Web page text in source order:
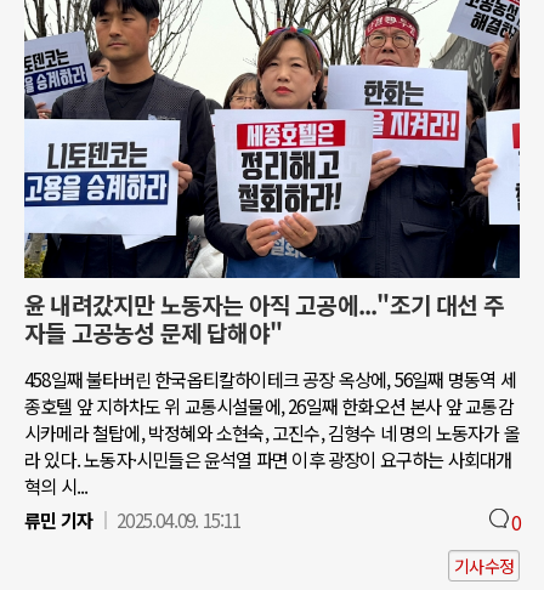
윤 내려갔지만 노동자는 아직 고공에..."조기 대선 주
자들 고공농성 문제 답해야"
458일째 불타버린 한국옵티칼하이테크 공장 옥상에, 56일째 명동역 세
종호텔 앞 지하차도 위 교통시설물에, 26일째 한화오션 본사 앞 교통감
시카메라 철탑에, 박정혜와 소현숙, 고진수, 김형수 네 명의 노동자가 올
라 있다. 노동자·시민들은 윤석열 파면 이후 광장이 요구하는 사회대개
혁의 시...
류민 기자
2025.04.09. 15:11 0
기사수정